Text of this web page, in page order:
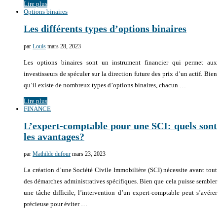
Lire plus
Options binaires
Les différents types d’options binaires
par Louis mars 28, 2023
Les options binaires sont un instrument financier qui permet aux
investisseurs de spéculer sur la direction future des prix d’un actif. Bien
qu’il existe de nombreux types d’options binaires, chacun …
Lire plus
FINANCE
L’expert-comptable pour une SCI: quels sont
les avantages?
par Mathilde dufour mars 23, 2023
La création d’une Société Civile Immobilière (SCI) nécessite avant tout
des démarches administratives spécifiques. Bien que cela puisse sembler
une tâche difficile, l’intervention d’un expert-comptable peut s’avérer
précieuse pour éviter …